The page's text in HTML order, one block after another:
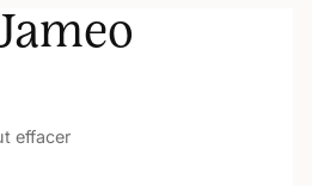
effacer